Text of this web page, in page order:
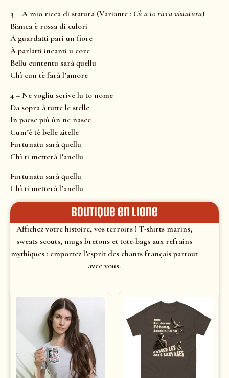
3 – A mio ricca di statura (Variante : Cù a to ricca vistatura)
Bianca è rossa di culori
À guardatti pari un fiore
À parlatti incanti u core
Bellu cuntentu sarà quellu
Chì cun tè farà l’amore
4 – Ne vogliu scrive lu to nome
Da sopra à tutte le stelle
In paese più ùn ne nasce
Cum’è tè belle zitelle
Furtunatu sarà quellu
Chì ti metterà l’anellu
Furtunatu sarà quellu
Chì ti metterà l’anellu
Boutique en ligne
Affichez votre histoire, vos terroirs ! T-shirts marins,
sweats scouts, mugs bretons et tote-bags aux refrains
mythiques : emportez l’esprit des chants français partout
avec vous.